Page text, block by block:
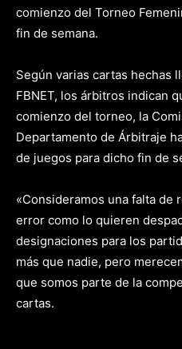
comienzo del Torneo
fin de semana.
Según varias cartas hechas
FBNET, los árbitros indican
comienzo del torneo, la
Departamento de Árbitraje
de juegos para dicho fin de
«Consideramos una falta de
error como lo quieren
designaciones para los
más que nadie, pero
que somos parte de la
cartas.